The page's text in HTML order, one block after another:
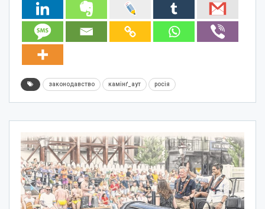
законодавство камінґ_аут росія